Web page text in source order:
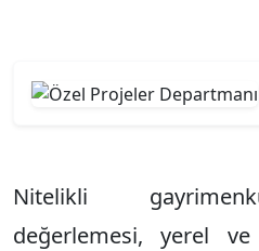
Nitelikli
değerlemesi, yerel ve